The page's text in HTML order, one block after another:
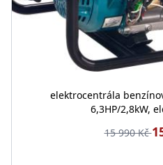
elektrocentrála
6,3HP/2,8kW,
15 990 Kč